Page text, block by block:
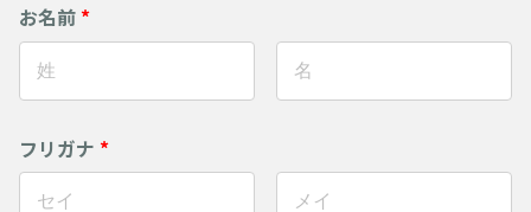
お名前 *
フリガナ *